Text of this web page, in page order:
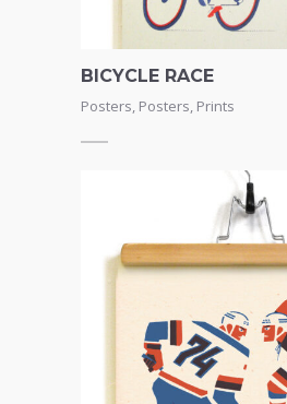
BICYCLE RACE
Posters, Posters, Prints